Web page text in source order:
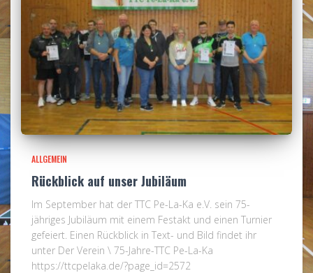
ALLGEMEIN
Rückblick auf unser Jubiläum
Im September hat der TTC Pe-La-Ka e.V. sein 75-
jähriges Jubiläum mit einem Festakt und einen Turnier
gefeiert. Einen Rückblick in Text- und Bild findet ihr
unter Der Verein \ 75-Jahre-TTC Pe-La-Ka
https://ttcpelaka.de/?page_id=2572